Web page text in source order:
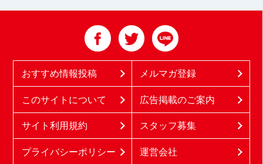
おすすめ情報投稿 メルマガ登録
このサイトについて 広告掲載のご案内
サイト利用規約 スタッフ募集
プライバシーポリシー 運営会社